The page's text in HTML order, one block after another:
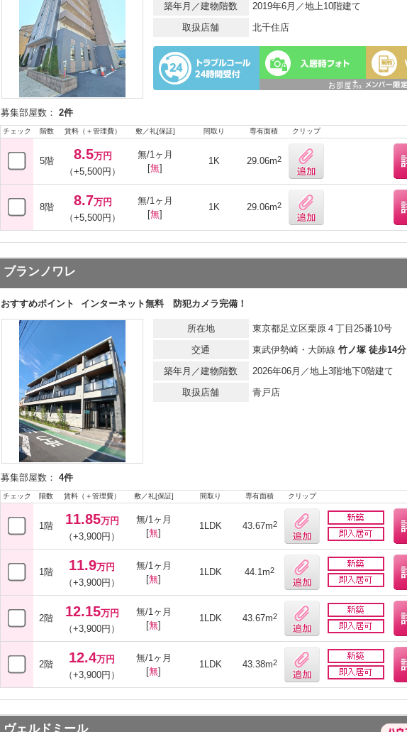
築年月／建物階数
2019年6月／地上10階建て
取扱店舗
北千住店
募集部屋数： 2件
チェック 階数 賃料（＋管理費） 敷／礼[保証] 間取り 専有面積 クリップ
5階 8.5万円
（+5,500円）
無/1ヶ月
[無]
1K 29.06m2
8階 8.7万円
（+5,500円）
無/1ヶ月
[無]
1K 29.06m2
ブランノワレ
おすすめポイント インターネット無料 防犯カメラ完備！
所在地
東京都足立区栗原４丁目25番10号
交通
東武伊勢崎・大師線 竹ノ塚 徒歩14分
築年月／建物階数
2026年06月／地上3階地下0階建て
取扱店舗
青戸店
募集部屋数： 4件
チェック 階数 賃料（＋管理費） 敷／礼[保証] 間取り 専有面積 クリップ
1階 11.85万円
（+3,900円）
無/1ヶ月
[無]
1LDK 43.67m2
1階 11.9万円
（+3,900円）
無/1ヶ月
[無]
1LDK 44.1m2
2階 12.15万円
（+3,900円）
無/1ヶ月
[無]
1LDK 43.67m2
2階 12.4万円
（+3,900円）
無/1ヶ月
[無]
1LDK 43.38m2
ヴェルドミール